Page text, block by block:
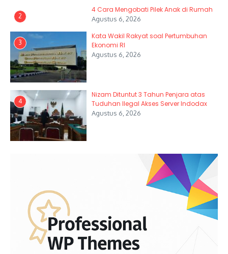
2
4 Cara Mengobati Pilek Anak di Rumah
Agustus 6, 2026
3
Kata Wakil Rakyat soal Pertumbuhan
Ekonomi RI
Agustus 6, 2026
4
Nizam Dituntut 3 Tahun Penjara atas
Tuduhan Ilegal Akses Server Indodax
Agustus 6, 2026